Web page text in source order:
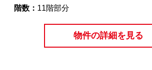
階数： 11階部分
物件の詳細を見る